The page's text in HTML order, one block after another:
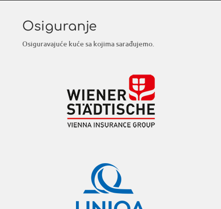
Osiguranje
Osiguravajuće kuće sa kojima sarađujemo.